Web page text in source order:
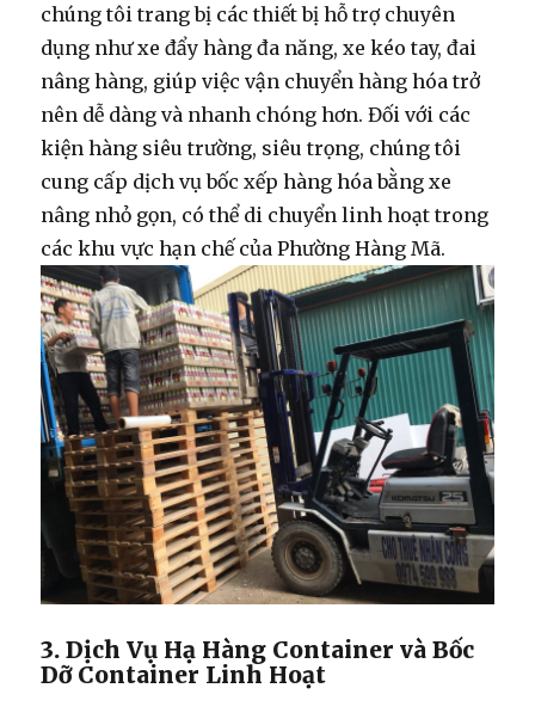
chúng tôi trang bị các thiết bị hỗ trợ chuyên
dụng như xe đẩy hàng đa năng, xe kéo tay, đai
nâng hàng, giúp việc vận chuyển hàng hóa trở
nên dễ dàng và nhanh chóng hơn. Đối với các
kiện hàng siêu trường, siêu trọng, chúng tôi
cung cấp dịch vụ bốc xếp hàng hóa bằng xe
nâng nhỏ gọn, có thể di chuyển linh hoạt trong
các khu vực hạn chế của Phường Hàng Mã.
3. Dịch Vụ Hạ Hàng Container và Bốc
Dỡ Container Linh Hoạt